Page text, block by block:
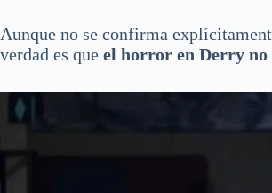
Aunque no se confirma
verdad es que el horror en Derry no